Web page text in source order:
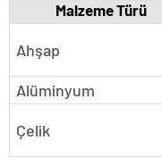
Malzeme Türü
Ahşap
Alüminyum
Çelik